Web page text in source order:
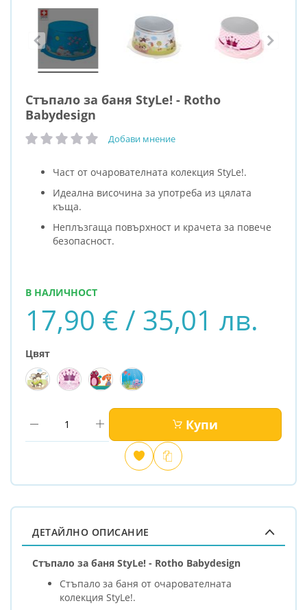
Стъпало за баня StyLe! - Rotho
Babydesign
рейтинг: Добави мнение
Част от очарователната колекция StyLe!.
Идеална височина за употреба из цялата
къща.
Неплъзгаща повърхност и крачета за повече
безопасност.
17,90 € / 35,01 лв.
В НАЛИЧНОСТ
Цвят
Купи
Добави
любими
Сравни
ДЕТАЙЛНО ОПИСАНИЕ
Стъпало за баня StyLe! - Rotho Babydesign
Стъпало за баня от очарователната
колекция StyLe!.